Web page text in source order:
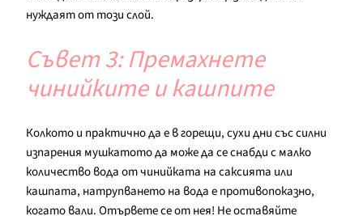
нуждаят от този слой.
Съвет 3: Премахнете
чинийките и кашпите
Колкото и практично да е в горещи, сухи дни със силни
изпарения мушкатото да може да се снабди с малко
количество вода от чинийката на саксията или
кашпата, натрупването на вода е противопоказно,
когато вали. Отървете се от нея! Не оставяйте